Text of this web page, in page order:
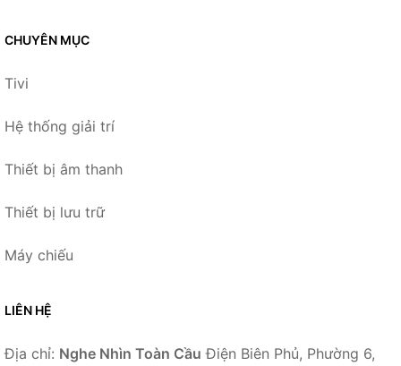
CHUYÊN MỤC
Tivi
Hệ thống giải trí
Thiết bị âm thanh
Thiết bị lưu trữ
Máy chiếu
LIÊN HỆ
Địa chỉ: Nghe Nhìn Toàn Cầu Điện Biên Phủ, Phường 6,